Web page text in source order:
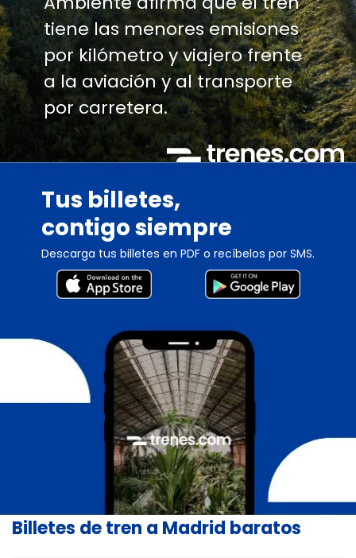
tiene las menores emisiones
por kilómetro y viajero frente
a la aviación y al transporte
por carretera.
Tus billetes,
contigo siempre
Descarga tus billetes en PDF o recíbelos por SMS.
Billetes de tren a Madrid baratos